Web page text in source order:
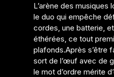
L’arène des
le duo qui empêche
cordes, une batterie,
éthérées, ce tout
plafonds.Après s’être
sort de l’œuf avec de
le mot d’ordre mérite